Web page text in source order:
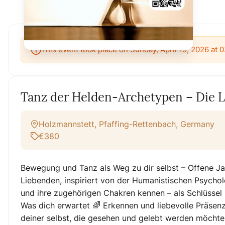
This event took place on Sunday, April 19, 2026 at
Tanz der Helden-Archetypen – Die
Holzmannstett, Pfaffing-Rettenbach, Germany
€380
Bewegung und Tanz als Weg zu dir selbst – Offene
Liebenden, inspiriert von der Humanistischen
und ihre zugehörigen Chakren kennen – als
Was dich erwartet 🌈 Erkennen und liebevolle
deiner selbst, die gesehen und gelebt werden